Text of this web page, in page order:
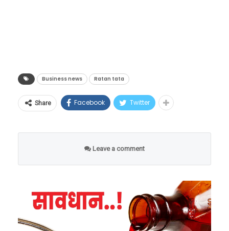
रतन टाटांच्या मालमत्तेचा काही भाग ‘टिटो’साठी
Business news Ratan tata
Share Facebook Twitter
Leave a comment